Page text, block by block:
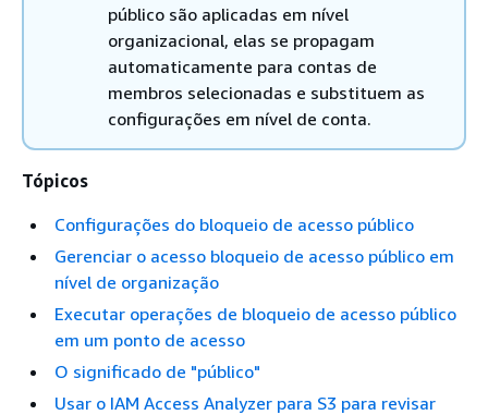
público são aplicadas em nível
organizacional, elas se propagam
automaticamente para contas de
membros selecionadas e substituem as
configurações em nível de conta.
Tópicos
Configurações do bloqueio de acesso público
Gerenciar o acesso bloqueio de acesso público em
nível de organização
Executar operações de bloqueio de acesso público
em um ponto de acesso
O significado de "público"
Usar o IAM Access Analyzer para S3 para revisar